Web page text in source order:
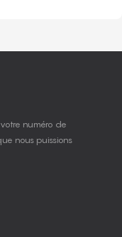
numéro de
nous puissions